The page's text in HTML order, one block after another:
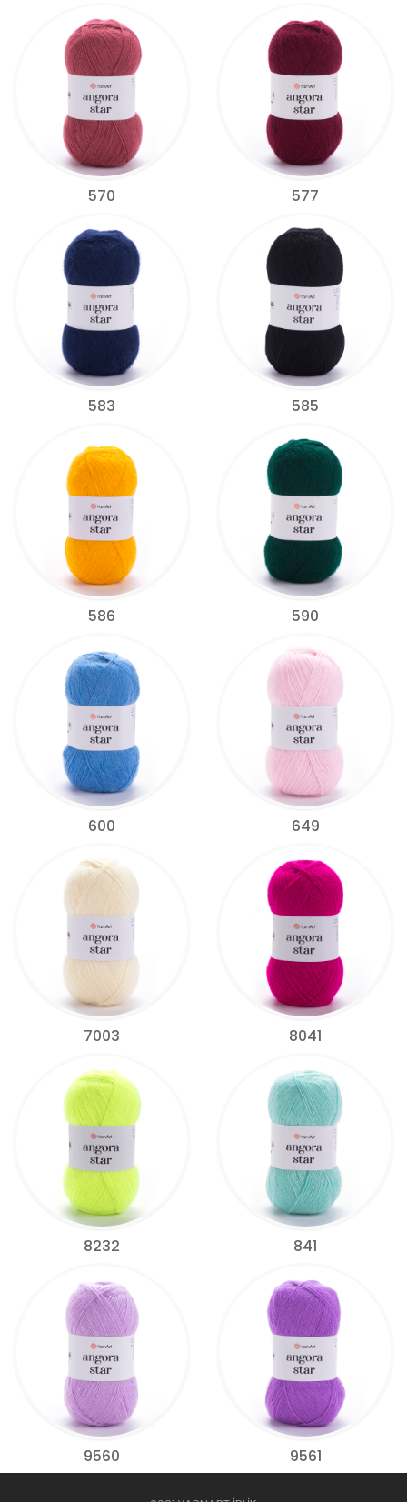
570 577
583 585
586 590
600 649
7003 8041
8232 841
9560 9561